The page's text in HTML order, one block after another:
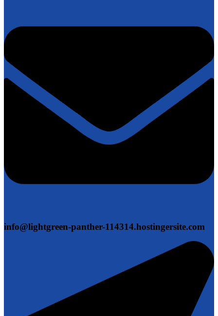
info@lightgreen-panther-114314.hostingersite.com